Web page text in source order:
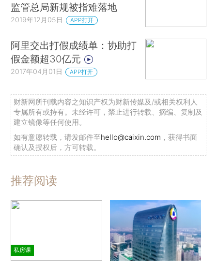
监管总局新规被指难落地
2019年12月05日 APP打开
阿里交出打假成绩单：协助打
假金额超30亿元
2017年04月01日 APP打开
财新网所刊载内容之知识产权为财新传媒及/或相关权利人
专属所有或持有。未经许可，禁止进行转载、摘编、复制及
建立镜像等任何使用。
如有意愿转载，请发邮件至hello@caixin.com ，获得书面
确认及授权后，方可转载。
推荐阅读
私房课